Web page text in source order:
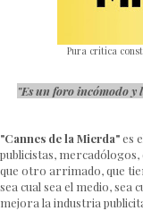
Pura critica
"Es un foro incómodo y
"Cannes de la Mierda"es
publicistas,
que otro arrimado, que
sea cual sea el medio, sea
mejora la industria